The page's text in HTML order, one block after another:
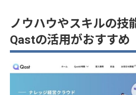
ノウハウやスキルの技
Qastの活用がおすすめ